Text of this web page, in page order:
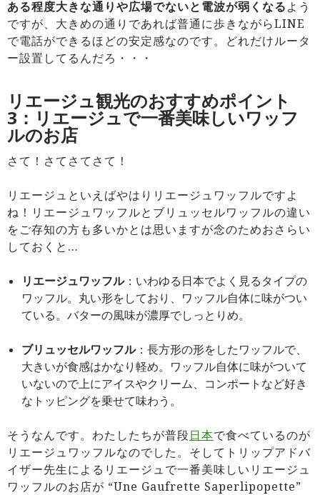
ある程度大きな通りや広場でないと電波が弱くなるよう
ですが、大きめの通りであれば普通に歩きながらLINE
で電話ができるほどの安定感なのです。どれだけルータ
ー設置してるんだろ・・・
リエージュ観光のおすすめポイント
3：リエージュで一番美味しいワッフ
ルのお店
さて！さてさてさて！
リエージュといえばやはりリエージュワッフルですよ
ね！リエージュワッフルとブリュッセルワッフルの違い
をご存知の方も多いかとは思いますが念のためおさらい
しておくと…
リエージュワッフル：いわゆる日本でよく見るタイプの
ワッフル。丸い形をしており、ワッフル自体に味がつい
ている。バターの風味が濃厚でしっとりめ。
ブリュッセルワッフル：長方形の形をしたワッフルで、
大きいが食感はかなり軽め。ワッフル自体に味がついて
いないので上にアイスやクリーム、コンポートなど好き
なトッピングを乗せて味わう。
そうなんです。わたしたちが普段日本で食べているのが
リエージュワッフルなのでした。そしてトリップアドバ
イザー先生によるリエージュで一番美味しいリエージュ
ワッフルのお店が “Une Gaufrette Saperlipopette”